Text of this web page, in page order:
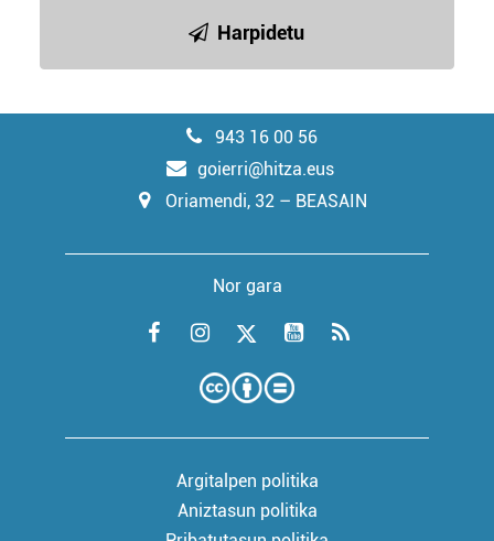
Harpidetu
943 16 00 56
goierri@hitza.eus
Oriamendi, 32 – BEASAIN
Nor gara
Argitalpen politika
Aniztasun politika